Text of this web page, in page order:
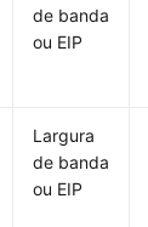
de banda
ou EIP
Largura
de banda
ou EIP